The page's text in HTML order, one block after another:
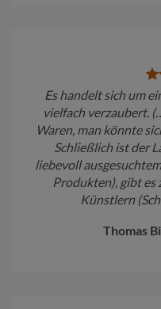
Es handelt sich um
vielfach verzaubert.
Waren, man könnte
Schließlich ist der
liebevoll
Produkten), gibt es
Künstlern
Thomas